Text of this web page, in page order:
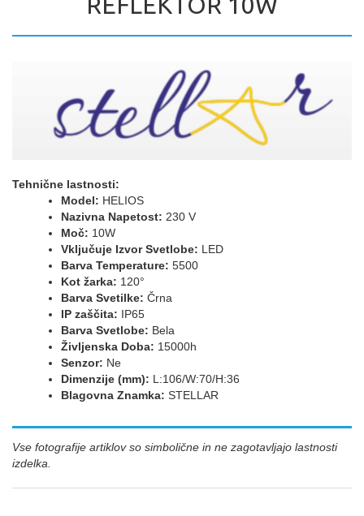
Tehnične lastnosti:
Model: HELIOS
Nazivna Napetost: 230 V
Moč: 10W
Vključuje Izvor Svetlobe: LED
Barva Temperature: 5500
Kot žarka: 120°
Barva Svetilke: Črna
IP zaščita: IP65
Barva Svetlobe: Bela
Življenska Doba: 15000h
Senzor: Ne
Dimenzije (mm): L:106/W:70/H:36
Blagovna Znamka: STELLAR
Vse fotografije artiklov so simbolične in ne zagotavljajo lastnosti
izdelka.